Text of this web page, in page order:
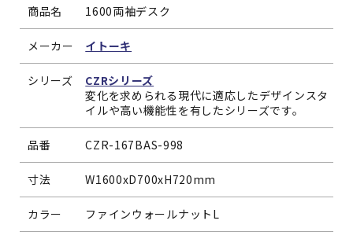
商品名 1600両袖デスク
メーカー イトーキ
シリーズ
CZRシリーズ
変化を求められる現代に適応したデザインスタ
イルや高い機能性を有したシリーズです。
品番 CZR-167BAS-998
寸法 W1600xD700xH720mm
カラー ファインウォールナットL